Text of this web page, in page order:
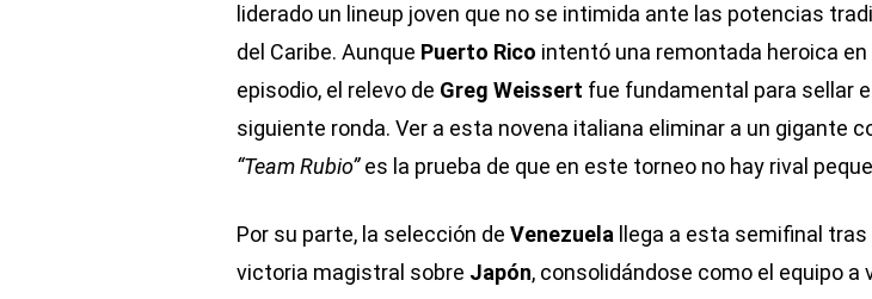
liderado un lineup joven que no se intimida ante las potencias
del Caribe. Aunque Puerto Rico intentó una remontada heroica
episodio, el relevo de Greg Weissert fue fundamental para sellar
siguiente ronda. Ver a esta novena italiana eliminar a un gigante
“Team Rubio”es la prueba de que en este torneo no hay rival
Por su parte, la selección de Venezuela
llega a esta semifinal tras
victoria magistral sobre Japón, consolidándose como el equipo a